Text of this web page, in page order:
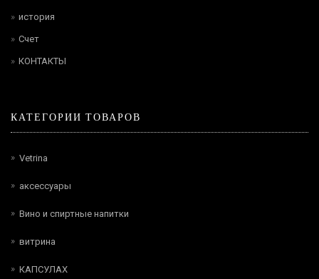
история
Счет
КОНТАКТЫ
КАТЕГОРИИ ТОВАРОВ
Vetrina
аксессуары
Вино и спиртные напитки
витрина
КАПСУЛАХ